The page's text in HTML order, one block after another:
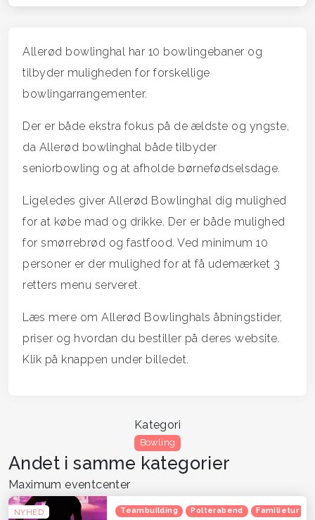
Allerød bowlinghal har 10 bowlingebaner og
tilbyder muligheden for forskellige
bowlingarrangementer.
Der er både ekstra fokus på de ældste og yngste,
da Allerød bowlinghal både tilbyder
seniorbowling og at afholde børnefødselsdage.
Ligeledes giver Allerød Bowlinghal dig mulighed
for at købe mad og drikke. Der er både mulighed
for smørrebrød og fastfood. Ved minimum 10
personer er der mulighed for at få udemærket 3
retters menu serveret.
Læs mere om Allerød Bowlinghals åbningstider,
priser og hvordan du bestiller på deres website.
Klik på knappen under billedet.
Kategori
Bowling
Andet i samme kategorier
NYHED
Maximum eventcenter
Teambuilding Polterabend Familietur